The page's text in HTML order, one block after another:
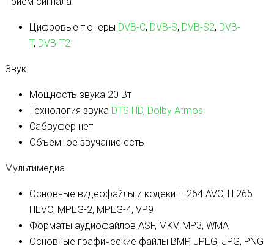
Цифровые тюнеры DVB-C, DVB-S, DVB-S2, DVB-
T, DVB-T2
Звук
Мощность звука 20 Вт
Технология звука DTS HD, Dolby Atmos
Сабвуфер нет
Объемное звучание есть
Мультимедиа
Основные видеофайлы и кодеки H.264 AVC, H.265
HEVC, MPEG-2, MPEG-4, VP9
Форматы аудиофайлов ASF, MKV, MP3, WMA
Основные графические файлы BMP, JPEG, JPG, PNG